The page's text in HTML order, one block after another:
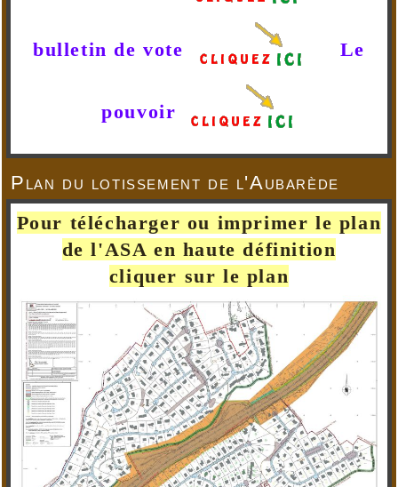
bulletin de vote Le
pouvoir
Plan du lotissement de l'Aubarède
Pour télécharger ou imprimer le plan
de l'ASA en haute définition
cliquer sur le plan